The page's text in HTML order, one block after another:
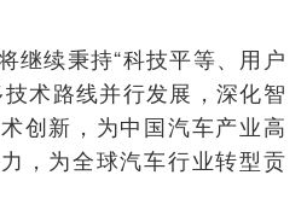
继续秉持“科技平等、用户
术路线并行发展，深化智
创新，为中国汽车产业高
，为全球汽车行业转型贡